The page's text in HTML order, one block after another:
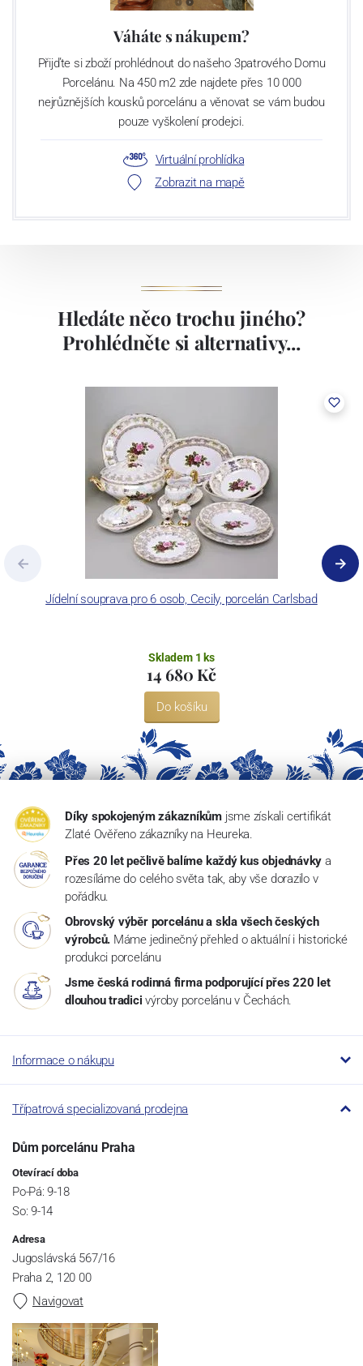
Váháte s nákupem?
Přijďte si zboží prohlédnout do našeho 3patrového Domu
Porcelánu. Na 450 m2 zde najdete přes 10 000
nejrůznějších kousků porcelánu a věnovat se vám budou
pouze vyškolení prodejci.
Virtuální prohlídka
Zobrazit na mapě
Hledáte něco trochu jiného?
Prohlédněte si alternativy...
Jídelní souprava pro 6 osob, Cecily, porcelán Carlsbad
Skladem 1 ks
14 680 Kč
Do košíku
Díky spokojeným zákazníkům jsme získali certifikát
Zlaté Ověřeno zákazníky na Heureka.
Přes 20 let pečlivě balíme každý kus objednávky a
rozesíláme do celého světa tak, aby vše dorazilo v
pořádku.
Obrovský výběr porcelánu a skla všech českých
výrobců. Máme jedinečný přehled o aktuální i historické
produkci porcelánu
Jsme česká rodinná firma podporující přes 220 let
dlouhou tradici výroby porcelánu v Čechách.
Informace o nákupu
Třípatrová specializovaná prodejna
Dům porcelánu Praha
Otevírací doba
Po-Pá: 9-18
So: 9-14
Adresa
Jugoslávská 567/16
Praha 2, 120 00
Navigovat